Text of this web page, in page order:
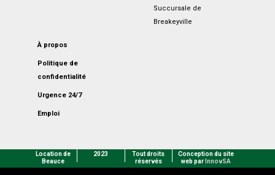
Succursale de
Breakeyville
À propos
Politique de
confidentialité
Urgence 24/7
Emploi
Location de
Beauce
2023
Tout droits
réservés
Conception du site
web par InnovSA